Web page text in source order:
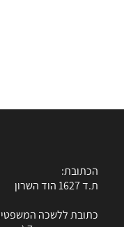
הכתובת:
ת.ד 1627 הוד השרון
כתובת ללשכה